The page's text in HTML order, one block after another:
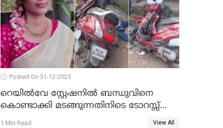
Posted On 31-12-2025
റെയിൽവേ സ്റ്റേഷനിൽ ബന്ധുവിനെ
കൊണ്ടാക്കി മടങ്ങുന്നതിനിടെ ടോറസ്സ്
ലോറി സ്കൂട്ടറിൽ ഇടിച്ചു : യുവതിക്ക്
1 Min Read View All